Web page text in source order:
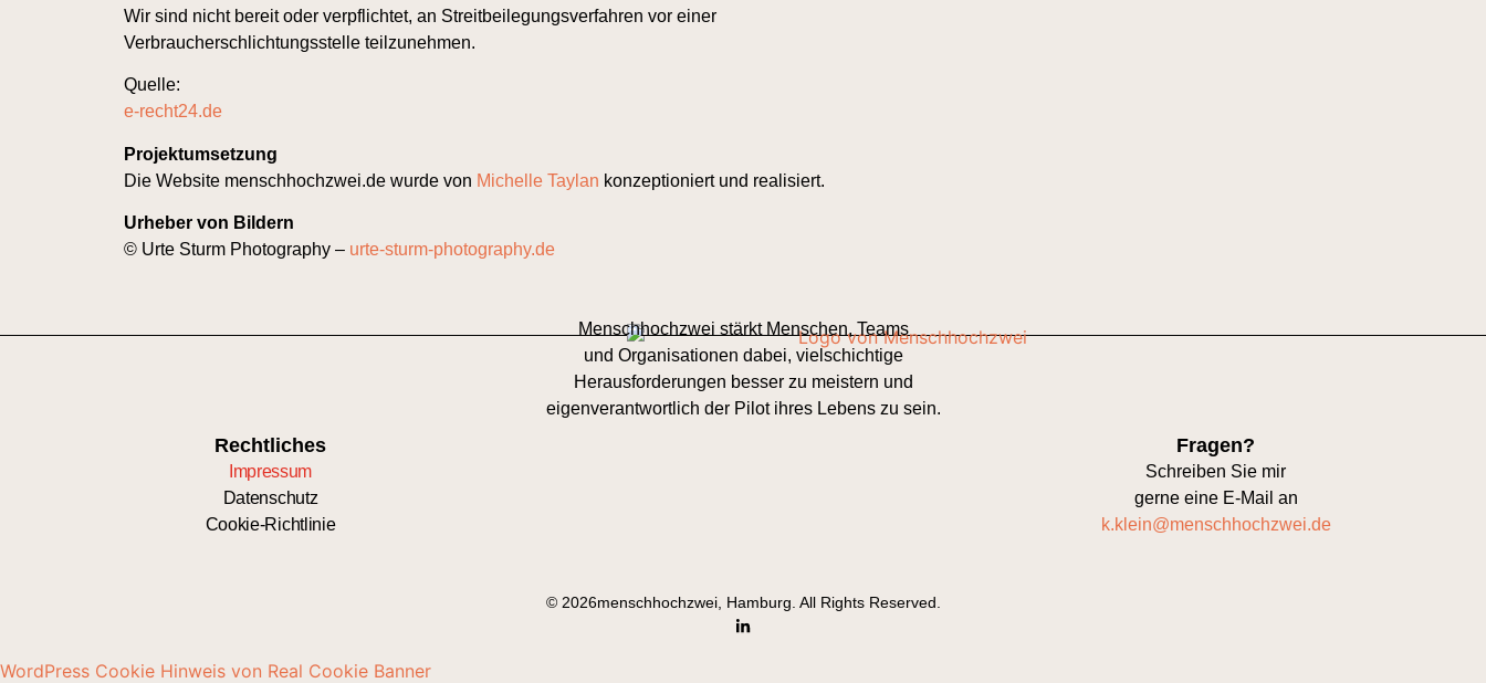
Wir sind nicht bereit oder verpflichtet, an Streitbeilegungsverfahren vor einer
Verbraucherschlichtungsstelle teilzunehmen.
Quelle:
e-recht24.de
Projektumsetzung
Die Website menschhochzwei.de wurde von Michelle Taylan konzeptioniert und realisiert.
Urheber von Bildern
© Urte Sturm Photography – urte-sturm-photography.de
Rechtliches
Impressum
Datenschutz
Cookie-Richtlinie
Menschhochzwei stärkt Menschen, Teams
und Organisationen dabei, vielschichtige
Herausforderungen besser zu meistern und
eigenverantwortlich der Pilot ihres Lebens zu sein.
Fragen?
Schreiben Sie mir
gerne eine E-Mail an
k.klein@menschhochzwei.de
© 2026menschhochzwei, Hamburg. All Rights Reserved.
WordPress Cookie Hinweis von Real Cookie Banner